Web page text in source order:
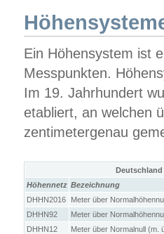
Ein Höhensystem ist
Messpunkten.
Im 19. Jahrhundert
etabliert, an welchen
zentimetergenau
Höhennetz Bezeichnung
DHHN2016
Meter über
DHHN92
Meter über
DHHN12
Meter über Normalnull (m.